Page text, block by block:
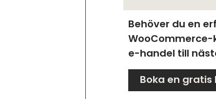
Behöver du en
e-handel till
Boka en